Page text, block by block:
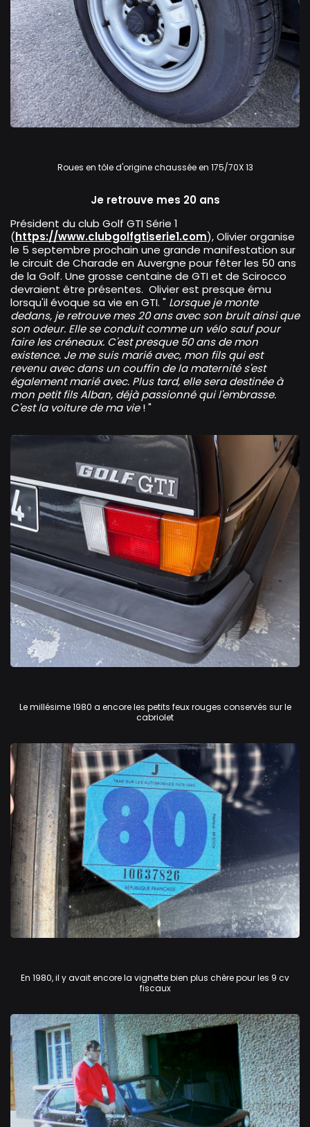
Roues en tôle d'origine chaussée en 175/70X 13
Je retrouve mes 20 ans
Président du club Golf GTI Série 1
(https://www.clubgolfgtiserie1.com), Olivier organise
le 5 septembre prochain une grande manifestation sur
le circuit de Charade en Auvergne pour fêter les 50 ans
de la Golf. Une grosse centaine de GTI et de Scirocco
devraient être présentes. Olivier est presque ému
lorsqu'il évoque sa vie en GTI. " Lorsque je monte
dedans, je retrouve mes 20 ans avec son bruit ainsi que
son odeur. Elle se conduit comme un vélo sauf pour
faire les créneaux. C'est presque 50 ans de mon
existence. Je me suis marié avec, mon fils qui est
revenu avec dans un couffin de la maternité s'est
également marié avec. Plus tard, elle sera destinée à
mon petit fils Alban, déjà passionné qui l'embrasse.
C'est la voiture de ma vie! "
Le millésime 1980 a encore les petits feux rouges conservés sur le
cabriolet
En 1980, il y avait encore la vignette bien plus chère pour les 9 cv
fiscaux